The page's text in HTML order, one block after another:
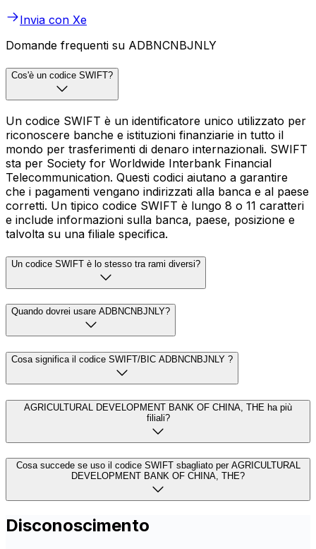
Invia con Xe
Domande frequenti su ADBNCNBJNLY
Cos'è un codice SWIFT?
Un codice SWIFT è un identificatore unico utilizzato per
riconoscere banche e istituzioni finanziarie in tutto il
mondo per trasferimenti di denaro internazionali. SWIFT
sta per Society for Worldwide Interbank Financial
Telecommunication. Questi codici aiutano a garantire
che i pagamenti vengano indirizzati alla banca e al paese
corretti. Un tipico codice SWIFT è lungo 8 o 11 caratteri
e include informazioni sulla banca, paese, posizione e
talvolta su una filiale specifica.
Un codice SWIFT è lo stesso tra rami diversi?
Quando dovrei usare ADBNCNBJNLY?
Cosa significa il codice SWIFT/BIC ADBNCNBJNLY ?
AGRICULTURAL DEVELOPMENT BANK OF CHINA, THE ha più
filiali?
Cosa succede se uso il codice SWIFT sbagliato per AGRICULTURAL
DEVELOPMENT BANK OF CHINA, THE?
Disconoscimento